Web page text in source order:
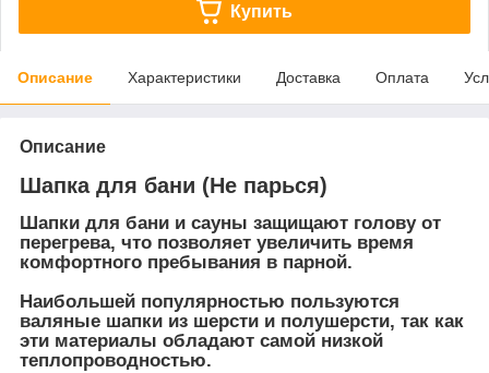
Купить
Описание Характеристики Доставка Оплата
Описание
Шапка для бани (Не парься)
Шапки для бани и сауны защищают голову от
перегрева, что позволяет увеличить время
комфортного пребывания в парной.
Наибольшей популярностью пользуются
валяные шапки из шерсти и полушерсти, так как
эти материалы обладают самой низкой
теплопроводностью.